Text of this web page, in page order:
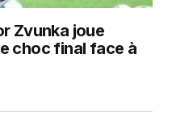
Zvunka joue
choc final face à